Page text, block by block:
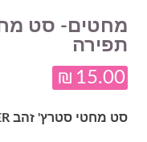
תפירה
₪ 15.00
סט מחטי סטרץ' זהב SINGER למכונת תפירה ביתית